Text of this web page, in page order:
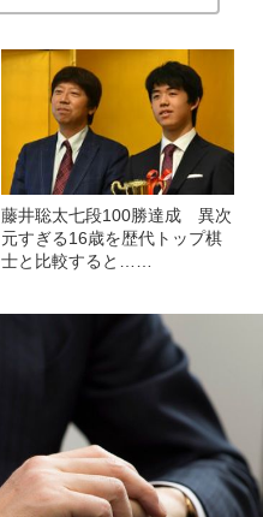
藤井聡太七段100勝達成 異次
元すぎる16歳を歴代トップ棋
士と比較すると……